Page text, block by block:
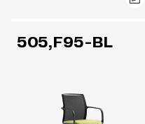
505,F95-BL